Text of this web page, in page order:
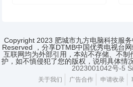
Copyright 2023 肥城市九方电脑科技服
Reserved ，分享DTMB中国优秀电视台
互联网均为外部引用，本站不存储、不
护，如不慎侵犯了您的版权，说明具体情
2023001042号-5
关于我们 广告合作 申请收录